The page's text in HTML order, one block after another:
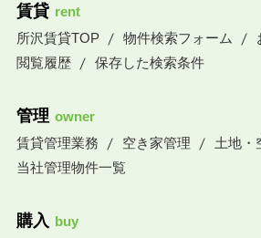
賃貸 rent
所沢賃貸TOP
物件検索フォーム
閲覧履歴
保存した検索条件
管理 owner
賃貸管理業務
空き家管理
土地・
当社管理物件一覧
購入 buy